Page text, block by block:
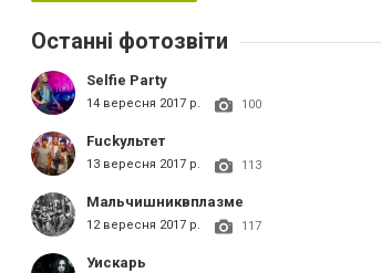
Останні фотозвіти
Selfie Party
14 вересня 2017 р. 100
Fuckультет
13 вересня 2017 р. 113
Мальчишниквплазме
12 вересня 2017 р. 117
Уискарь